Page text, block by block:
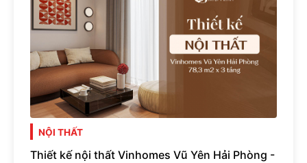
NỘI THẤT
Thiết kế nội thất Vinhomes Vũ Yên Hải Phòng -